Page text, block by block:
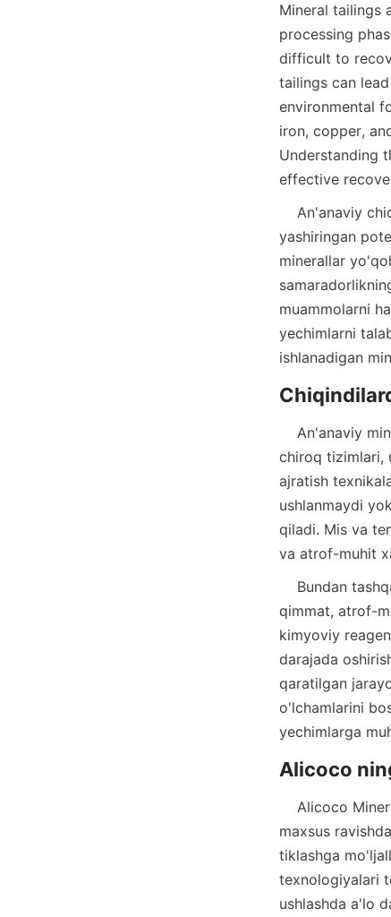
Mineral tailings
processing
difficult to
tailings can
environmental
iron, copper,
Understanding
effective
yashiringan
minerallar
muammolarni
yechimlarni
chiroq tizimlari,
ajratish
ushlanmaydi
qiladi. Mis va
qimmat, atrof-
kimyoviy
darajada
qaratilgan
o'lchamlarini
maxsus
tiklashga
texnologiyalari
ushlashda a'lo